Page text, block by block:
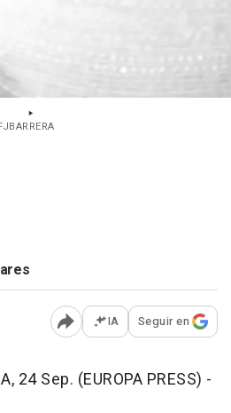
Abrir opciones para
IA Seguir en
24 Sep. (EUROPA PRESS) -